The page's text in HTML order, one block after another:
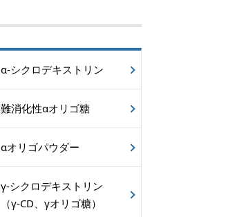
α-シクロデキストリン
難消化性αオリゴ糖
αオリゴパウダー
γ-シクロデキストリン
（γ-CD、γオリゴ糖）